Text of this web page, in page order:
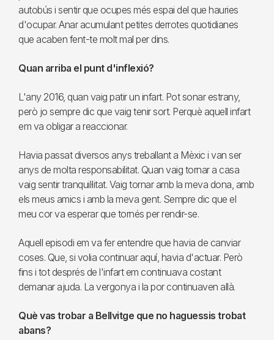
autobús i sentir que ocupes més espai del que hauries
d'ocupar. Anar acumulant petites derrotes quotidianes
que acaben fent-te molt mal per dins.
Quan arriba el punt d'inflexió?
L'any 2016, quan vaig patir un infart. Pot sonar estrany,
però jo sempre dic que vaig tenir sort. Perquè aquell infart
em va obligar a reaccionar.
Havia passat diversos anys treballant a Mèxic i van ser
anys de molta responsabilitat. Quan vaig tornar a casa
vaig sentir tranquil·litat. Vaig tornar amb la meva dona, amb
els meus amics i amb la meva gent. Sempre dic que el
meu cor va esperar que tornés per rendir-se.
Aquell episodi em va fer entendre que havia de canviar
coses. Que, si volia continuar aquí, havia d'actuar. Però
fins i tot després de l'infart em continuava costant
demanar ajuda. La vergonya i la por continuaven allà.
Què vas trobar a Bellvitge que no haguessis trobat
abans?